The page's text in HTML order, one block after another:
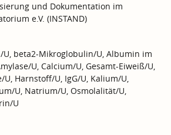
und Dokumentation im
e.V. (INSTAND)
beta2-Mikroglobulin/U, Albumin im
U, Calcium/U, Gesamt-Eiweiß/U,
Harnstoff/U, IgG/U, Kalium/U,
U, Natrium/U, Osmolalität/U,
U